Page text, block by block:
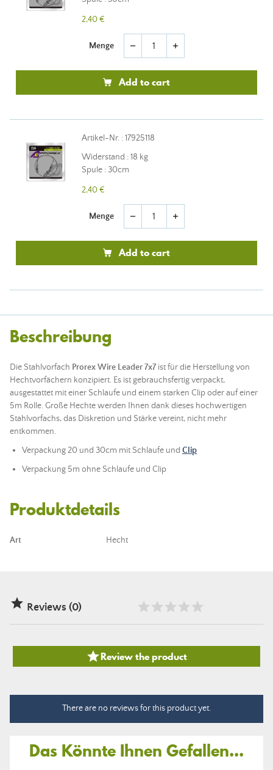
2,40 €
Menge remove add
Add to cart
Artikel-Nr. : 17925118
Widerstand : 18 kg
Spule : 30cm
2,40 €
Menge remove add
Add to cart
Beschreibung
Die Stahlvorfach Prorex Wire Leader 7x7ist für die Herstellung von
Hechtvorfächern konzipiert. Es ist gebrauchsfertig verpackt,
ausgestattet mit einer Schlaufe und einem starken Clip oder auf einer
5m Rolle. Große Hechte werden Ihnen dank dieses hochwertigen
Stahlvorfachs, das Diskretion und Stärke vereint, nicht mehr
entkommen.
Verpackung 20 und 30cm mit Schlaufe und Clip
Verpackung 5m ohne Schlaufe und Clip
Produktdetails
Art Hecht
 Reviews (0)
Review the product
There are no reviews for this product yet.
Das Könnte Ihnen Gefallen...